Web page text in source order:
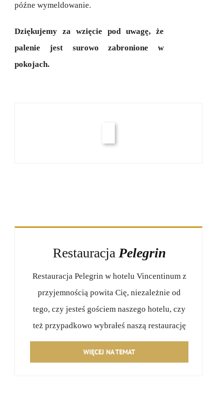
późne wymeldowanie.
Dziękujemy za wzięcie pod uwagę, że
palenie jest surowo zabronione w
pokojach.
Restauracja Pelegrin
Restauracja Pelegrin w hotelu Vincentinum z
przyjemnością powita Cię, niezależnie od
tego, czy jesteś gościem naszego hotelu, czy
też przypadkowo wybrałeś naszą restaurację
WIĘCEJ NA TEMAT